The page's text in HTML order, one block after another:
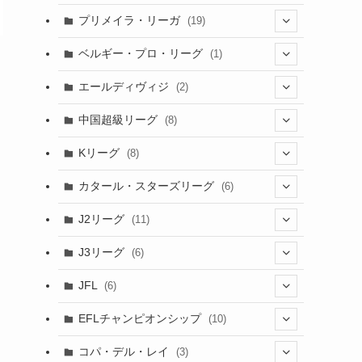
(6)
(1)
(3)
(2)
(16)
(6)
(46)
(1)
(1)
(5)
(15)
(19)
プリメイラ・リーガ (19)
(6)
ベルギー・プロ・リーグ (1)
エールディヴィジ (2)
中国超級リーグ (8)
(3)
Kリーグ (8)
(8)
カタール・スターズリーグ (6)
J2リーグ (11)
(1)
J3リーグ (6)
JFL (6)
(3)
(3)
EFLチャンピオンシップ (10)
コパ・デル・レイ (3)